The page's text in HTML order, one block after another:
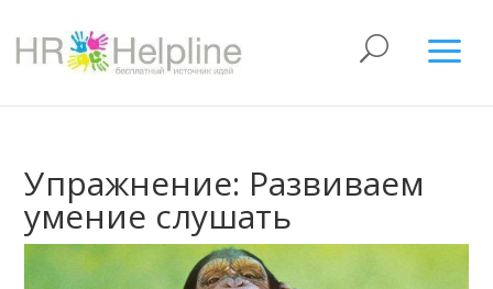
Упражнение: Развиваем
умение слушать